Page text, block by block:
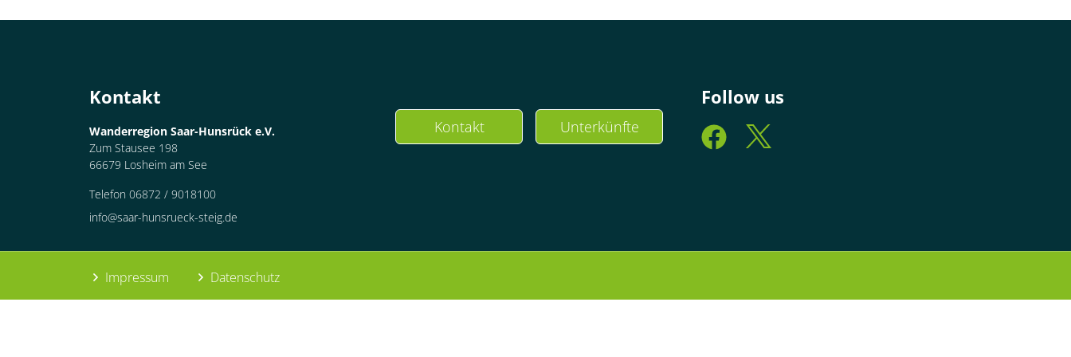
Kontakt
Wanderregion Saar-Hunsrück e.V.
Zum Stausee 198
66679 Losheim am See
Telefon 06872 / 9018100
info@saar-hunsrueck-steig.de
Kontakt Unterkünfte
Follow us
Impressum Datenschutz